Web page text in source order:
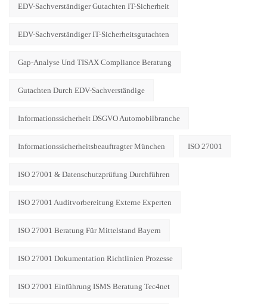
EDV-Sachverständiger Gutachten IT-Sicherheit
EDV-Sachverständiger IT-Sicherheitsgutachten
Gap-Analyse Und TISAX Compliance Beratung
Gutachten Durch EDV-Sachverständige
Informationssicherheit DSGVO Automobilbranche
Informationssicherheitsbeauftragter München ISO 27001
ISO 27001 & Datenschutzprüfung Durchführen
ISO 27001 Auditvorbereitung Externe Experten
ISO 27001 Beratung Für Mittelstand Bayern
ISO 27001 Dokumentation Richtlinien Prozesse
ISO 27001 Einführung ISMS Beratung Tec4net